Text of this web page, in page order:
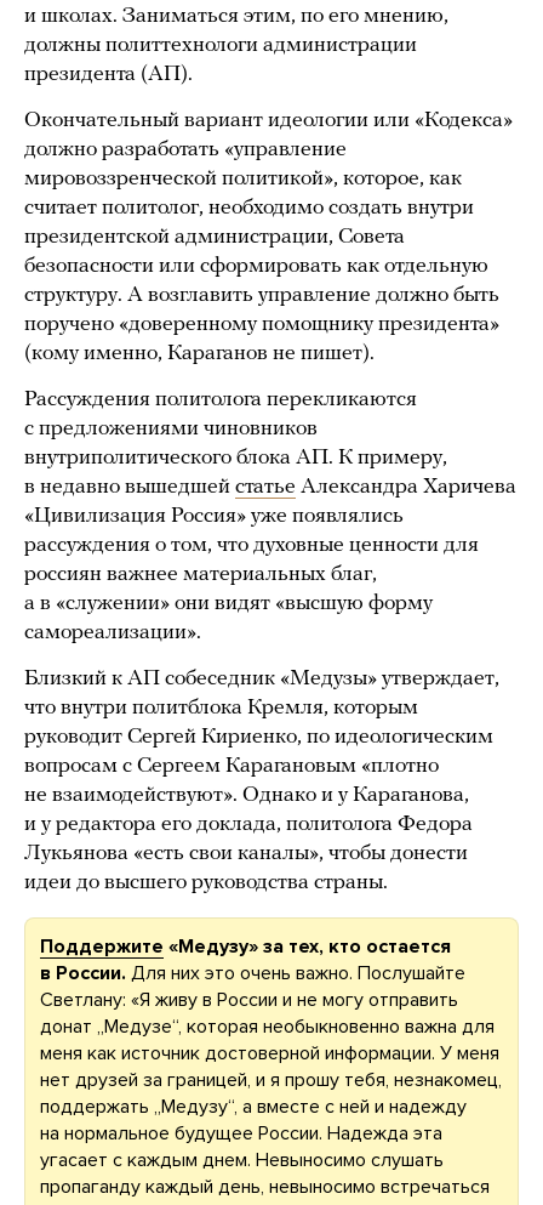
и школах. Заниматься этим, по его мнению,
должны политтехнологи администрации
президента (АП).
Окончательный вариант идеологии или «Кодекса»
должно разработать «управление
мировоззренческой политикой», которое, как
считает политолог, необходимо создать внутри
президентской администрации, Совета
безопасности или сформировать как отдельную
структуру. А возглавить управление должно быть
поручено «доверенному помощнику президента»
(кому именно, Караганов не пишет).
Рассуждения политолога перекликаются
с предложениями чиновников
внутриполитического блока АП. К примеру,
в недавно вышедшей статье Александра Харичева
«Цивилизация Россия» уже появлялись
рассуждения о том, что духовные ценности для
россиян важнее материальных благ,
а в «служении» они видят «высшую форму
самореализации».
Близкий к АП собеседник «Медузы» утверждает,
что внутри политблока Кремля, которым
руководит Сергей Кириенко, по идеологическим
вопросам с Сергеем Карагановым «плотно
не взаимодействуют». Однако и у Караганова,
и у редактора его доклада, политолога Федора
Лукьянова «есть свои каналы», чтобы донести
идеи до высшего руководства страны.
Поддержите «Медузу» за тех, кто остается
в России. Для них это очень важно. Послушайте
Светлану: «Я живу в России и не могу отправить
донат „Медузе“, которая необыкновенно важна для
меня как источник достоверной информации. У меня
нет друзей за границей, и я прошу тебя, незнакомец,
поддержать „Медузу“, а вместе с ней и надежду
на нормальное будущее России. Надежда эта
угасает с каждым днем. Невыносимо слушать
пропаганду каждый день, невыносимо встречаться